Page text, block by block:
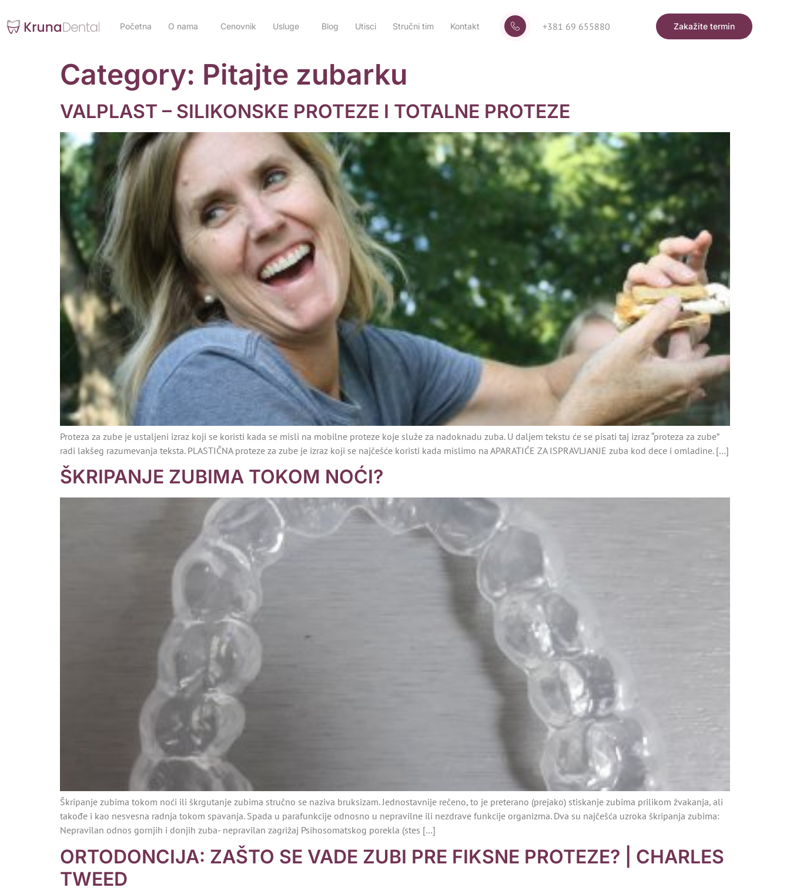
Početna O nama Cenovnik Usluge Blog Utisci Stručni tim Kontakt +381 69 655880 Zakažite termin
Category: Pitajte zubarku
VALPLAST – SILIKONSKE PROTEZE I TOTALNE PROTEZE
Proteza za zube je ustaljeni izraz koji se koristi kada se misli na mobilne proteze koje služe za nadoknadu zuba. U daljem tekstu će se pisati taj izraz “proteza za zube”
radi lakšeg razumevanja teksta. PLASTIČNA proteze za zube je izraz koji se najčešće koristi kada mislimo na APARATIĆE ZA ISPRAVLJANJE zuba kod dece i omladine. […]
ŠKRIPANJE ZUBIMA TOKOM NOĆI?
Škripanje zubima tokom noći ili škrgutanje zubima stručno se naziva bruksizam. Jednostavnije rečeno, to je preterano (prejako) stiskanje zubima prilikom žvakanja, ali
takođe i kao nesvesna radnja tokom spavanja. Spada u parafunkcije odnosno u nepravilne ili nezdrave funkcije organizma. Dva su najčešća uzroka škripanja zubima:
Nepravilan odnos gornjih i donjih zuba- nepravilan zagrižaj Psihosomatskog porekla (stes […]
ORTODONCIJA: ZAŠTO SE VADE ZUBI PRE FIKSNE PROTEZE? | CHARLES
TWEED